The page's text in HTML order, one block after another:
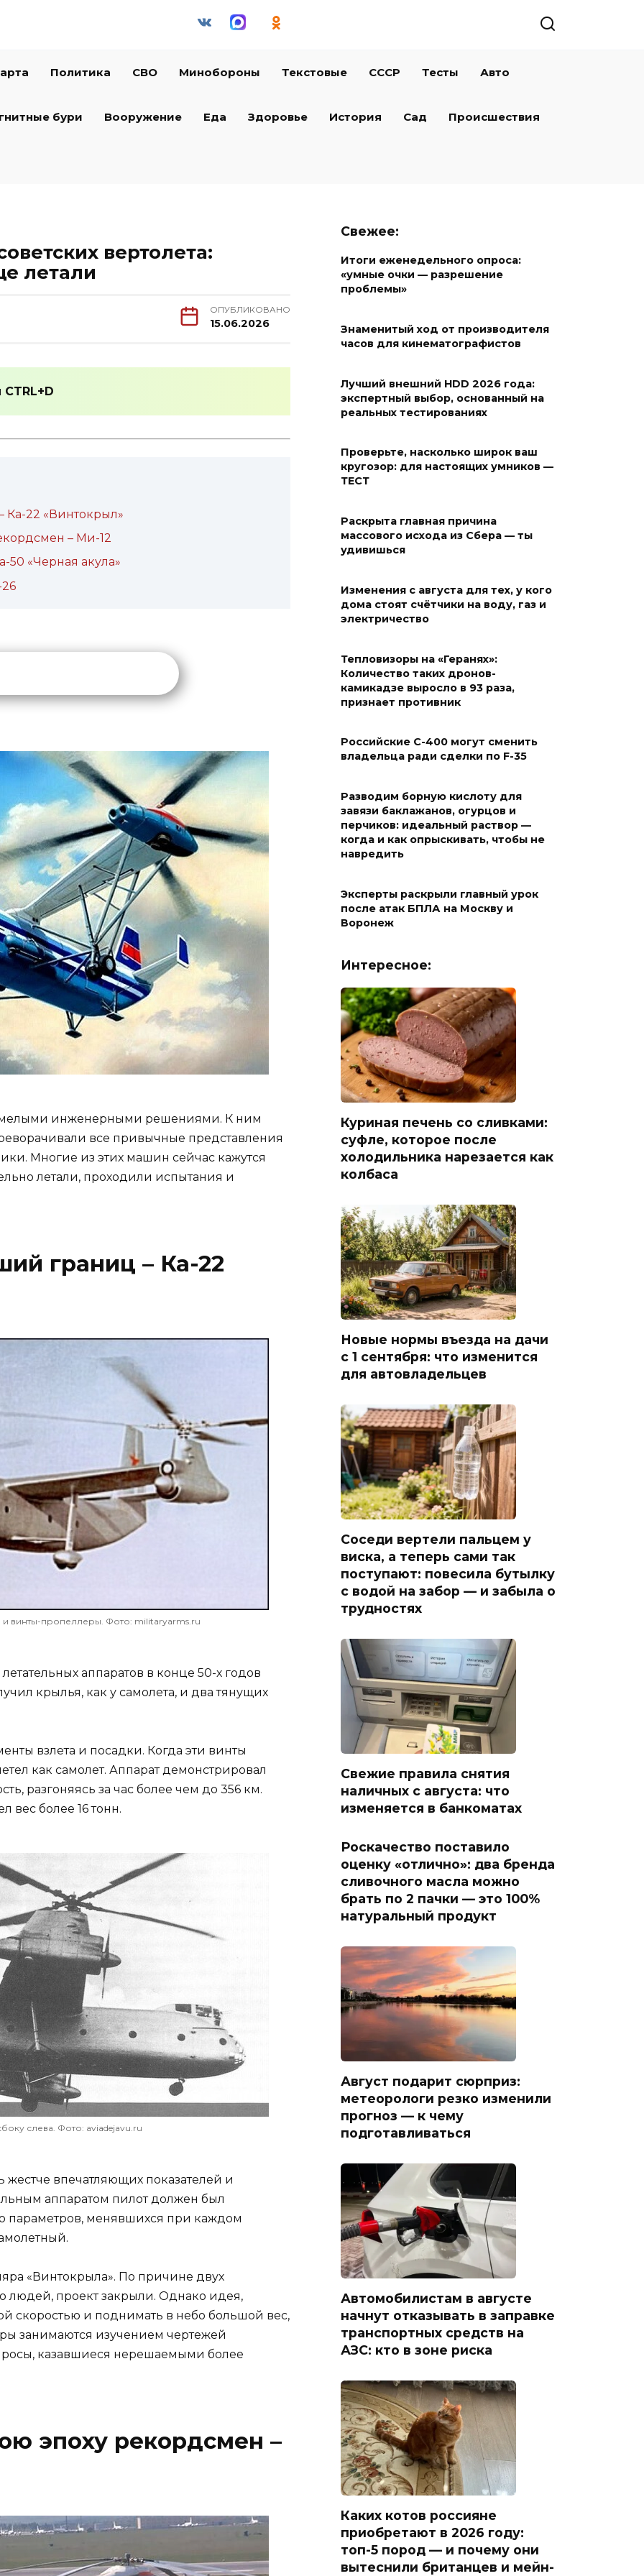
Политика СВО Минобороны Текстовые СССР Тесты Авто
бури Вооружение Еда Здоровье История Сад Происшествия
вертолета:
летали
ОПУБЛИКОВАНО
15.06.2026
CTRL+D
Ка-22 «Винтокрыл»
– Ми-12
50 «Черная акула»
инженерными решениями. К ним
все привычные представления
Многие из этих машин сейчас кажутся
летали, проходили испытания и
границ – Ка-22
винты-пропеллеры. Фото: militaryarms.ru
аппаратов в конце 50-х годов
крылья, как у самолета, и два тянущих
взлета и посадки. Когда эти винты
как самолет. Аппарат демонстрировал
разгоняясь за час более чем до 356 км.
вес более 16 тонн.
слева. Фото: aviadejavu.ru
впечатляющих показателей и
аппаратом пилот должен был
параметров, менявшихся при каждом
«Винтокрыла». По причине двух
людей, проект закрыли. Однако идея,
скоростью и поднимать в небо большой вес,
занимаются изучением чертежей
казавшиеся нерешаемыми более
эпоху рекордсмен –
Свежее:
Итоги еженедельного опроса:
«умные очки — разрешение
проблемы»
Знаменитый ход от производителя
часов для кинематографистов
Лучший внешний HDD 2026 года:
экспертный выбор, основанный на
реальных тестированиях
Проверьте, насколько широк ваш
кругозор: для настоящих умников —
ТЕСТ
Раскрыта главная причина
массового исхода из Сбера — ты
удивишься
Изменения с августа для тех, у кого
дома стоят счётчики на воду, газ и
электричество
Тепловизоры на «Геранях»:
Количество таких дронов-
камикадзе выросло в 93 раза,
признает противник
Российские С-400 могут сменить
владельца ради сделки по F-35
Разводим борную кислоту для
завязи баклажанов, огурцов и
перчиков: идеальный раствор —
когда и как опрыскивать, чтобы не
навредить
Эксперты раскрыли главный урок
после атак БПЛА на Москву и
Воронеж
Интересное:
Куриная печень со сливками:
суфле, которое после
холодильника нарезается как
колбаса
Новые нормы въезда на дачи
с 1 сентября: что изменится
для автовладельцев
Соседи вертели пальцем у
виска, а теперь сами так
поступают: повесила бутылку
с водой на забор — и забыла о
трудностях
Свежие правила снятия
наличных с августа: что
изменяется в банкоматах
Роскачество поставило
оценку «отлично»: два бренда
сливочного масла можно
брать по 2 пачки — это 100%
натуральный продукт
Август подарит сюрприз:
метеорологи резко изменили
прогноз — к чему
подготавливаться
Автомобилистам в августе
начнут отказывать в заправке
транспортных средств на
АЗС: кто в зоне риска
Каких котов россияне
приобретают в 2026 году:
топ-5 пород — и почему они
вытеснили британцев и мейн-